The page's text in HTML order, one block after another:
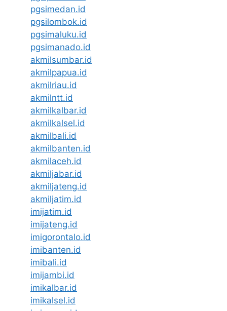
pgsimedan.id
pgsilombok.id
pgsimaluku.id
pgsimanado.id
akmilsumbar.id
akmilpapua.id
akmilriau.id
akmilntt.id
akmilkalbar.id
akmilkalsel.id
akmilbali.id
akmilbanten.id
akmilaceh.id
akmiljabar.id
akmiljateng.id
akmiljatim.id
imijatim.id
imijateng.id
imigorontalo.id
imibanten.id
imibali.id
imijambi.id
imikalbar.id
imikalsel.id